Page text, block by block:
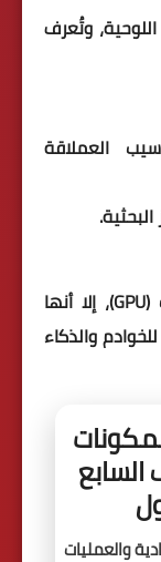
وتُعرف
العملاقة
رغم أنها مشهورة ببطاقات الرسوميات (GPU)، إلا أنها
بدأت في إنتاج معالجات مثل Grace CPU للخوادم والذكاء
السابع
والعمليات